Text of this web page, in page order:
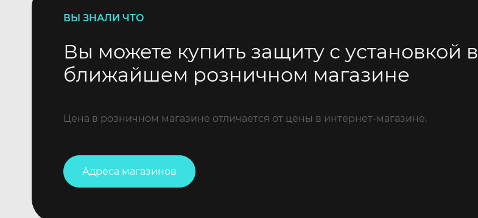
ВЫ ЗНАЛИ ЧТО
Вы можете купить защиту с установкой в
ближайшем розничном магазине
Цена в розничном магазине отличается от цены в интернет-магазине.
Адреса магазинов